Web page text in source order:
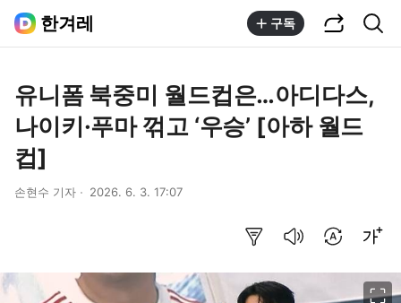
한겨레 구독
유니폼 북중미 월드컵은…아디다스,
나이키·푸마 꺾고 ‘우승’ [아하 월드
컵]
손현수 기자 2026. 6. 3. 17:07